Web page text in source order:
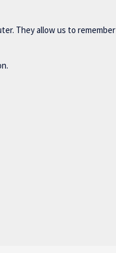
They allow us to